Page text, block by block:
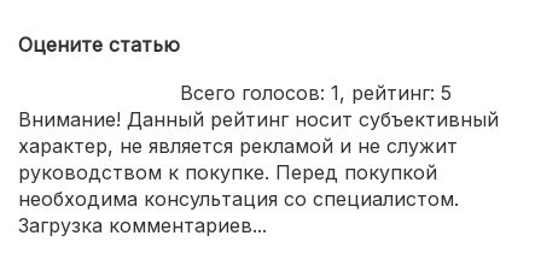
Оцените статью
Всего голосов: 1, рейтинг: 5
Внимание! Данный рейтинг носит субъективный
характер, не является рекламой и не служит
руководством к покупке. Перед покупкой
необходима консультация со специалистом.
Загрузка комментариев...